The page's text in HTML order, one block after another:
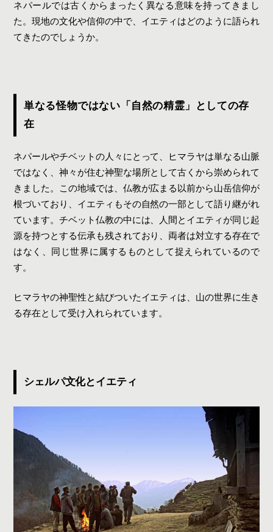
ネパールでは古くからまったく異なる意味を持ってきまし
た。現地の文化や信仰の中で、イエティはどのように語られ
てきたのでしょうか。
単なる怪物ではない「自然の精霊」としての存
在
ネパールやチベットの人々にとって、ヒマラヤは単なる山脈
ではなく、神々が住む神聖な場所として古くから崇められて
きました。この地域では、仏教が広まる以前から山岳信仰が
根づいており、イエティもその自然の一部として語り継がれ
ています。チベット仏教の中には、人間とイエティが同じ起
源を持つとする伝承も残されており、両者は対立する存在で
はなく、同じ世界に属するものとして捉えられているので
す。
ヒマラヤの神聖性と結びついたイエティは、山の世界に生き
る存在として受け入れられています。
シェルパ文化とイエティ